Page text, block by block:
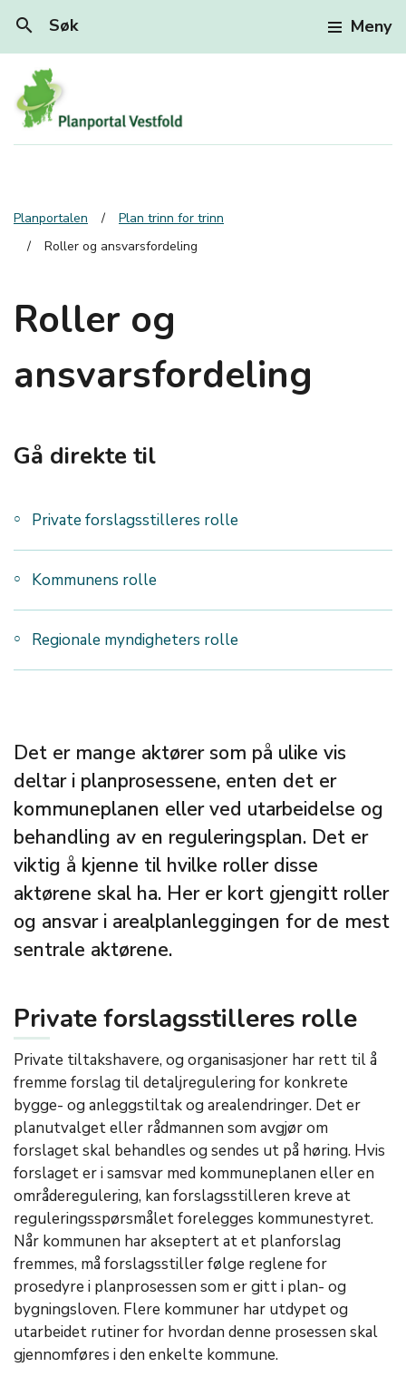
search Søk Meny
Planportalen
Plan trinn for trinn
Roller og ansvarsfordeling
Roller og
ansvarsfordeling
Gå direkte til
Private forslagsstilleres rolle
Kommunens rolle
Regionale myndigheters rolle
Det er mange aktører som på ulike vis
deltar i planprosessene, enten det er
kommuneplanen eller ved utarbeidelse og
behandling av en reguleringsplan. Det er
viktig å kjenne til hvilke roller disse
aktørene skal ha. Her er kort gjengitt roller
og ansvar i arealplanleggingen for de mest
sentrale aktørene.
Private forslagsstilleres rolle
Private tiltakshavere, og organisasjoner har rett til å
fremme forslag til detaljregulering for konkrete
bygge- og anleggstiltak og arealendringer. Det er
planutvalget eller rådmannen som avgjør om
forslaget skal behandles og sendes ut på høring. Hvis
forslaget er i samsvar med kommuneplanen eller en
områderegulering, kan forslagsstilleren kreve at
reguleringsspørsmålet forelegges kommunestyret.
Når kommunen har akseptert at et planforslag
fremmes, må forslagsstiller følge reglene for
prosedyre i planprosessen som er gitt i plan- og
bygningsloven. Flere kommuner har utdypet og
utarbeidet rutiner for hvordan denne prosessen skal
gjennomføres i den enkelte kommune.